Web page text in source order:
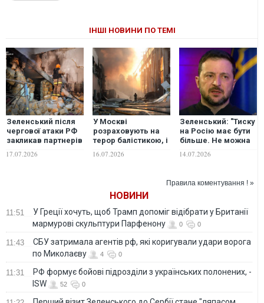
ІНШІ НОВИНИ ПО ТЕМІ
Зеленський після
чергової атаки РФ
закликав партнерів
надання військової
17.07.2026
У Москві
розраховують на
терор балістикою, і
прискорюватися з
ППО, - Зеленський.
ФОТО
16.07.2026
Зеленський: "Тиску
на Росію має бути
більше. Не можна
на цьому тижні
ЄС". ФОТО
14.07.2026
Правила коментування ! »
НОВИНИ
11:51
У Греції хочуть, щоб Трамп допоміг відібрати у Британії
мармурові скульптури Парфенону
0 0
11:43
СБУ затримала агентів рф, які коригували удари ворога
по Миколаєву
4 0
11:31
РФ формує бойові підрозділи з українських полонених, -
ISW
52 0